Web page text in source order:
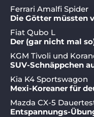
Ferrari Amalfi Spider
Die Götter müssten
Fiat Qubo L
Der (gar nicht mal
KGM Tivoli und
SUV-Schnäppchen
Kia K4 Sportswagon
Mexi-Koreaner für
Mazda CX-5
Entspannungs-